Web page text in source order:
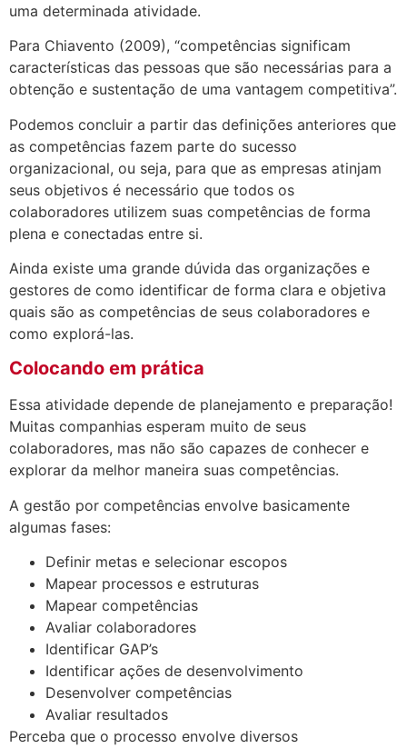
uma determinada atividade.
Para Chiavento (2009), “competências significam
características das pessoas que são necessárias para a
obtenção e sustentação de uma vantagem competitiva”.
Podemos concluir a partir das definições anteriores que
as competências fazem parte do sucesso
organizacional, ou seja, para que as empresas atinjam
seus objetivos é necessário que todos os
colaboradores utilizem suas competências de forma
plena e conectadas entre si.
Ainda existe uma grande dúvida das organizações e
gestores de como identificar de forma clara e objetiva
quais são as competências de seus colaboradores e
como explorá-las.
Colocando em prática
Essa atividade depende de planejamento e preparação!
Muitas companhias esperam muito de seus
colaboradores, mas não são capazes de conhecer e
explorar da melhor maneira suas competências.
A gestão por competências envolve basicamente
algumas fases:
Definir metas e selecionar escopos
Mapear processos e estruturas
Mapear competências
Avaliar colaboradores
Identificar GAP’s
Identificar ações de desenvolvimento
Desenvolver competências
Avaliar resultados
Perceba que o processo envolve diversos